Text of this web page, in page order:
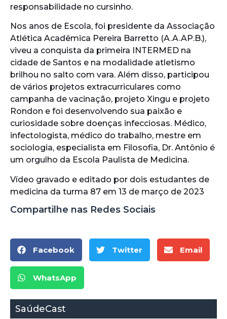
responsabilidade no cursinho.
Nos anos de Escola, foi presidente da Associação
Atlética Acadêmica Pereira Barretto (A.A.AP.B.),
viveu a conquista da primeira INTERMED na
cidade de Santos e na modalidade atletismo
brilhou no salto com vara. Além disso, participou
de vários projetos extracurriculares como
campanha de vacinação, projeto Xingu e projeto
Rondon e foi desenvolvendo sua paixão e
curiosidade sobre doenças infecciosas. Médico,
infectologista, médico do trabalho, mestre em
sociologia, especialista em Filosofia, Dr. Antônio é
um orgulho da Escola Paulista de Medicina.
Vídeo gravado e editado por dois estudantes de
medicina da turma 87 em 13 de março de 2023
Compartilhe nas Redes Sociais
Facebook Twitter Email
WhatsApp
SaúdeCast